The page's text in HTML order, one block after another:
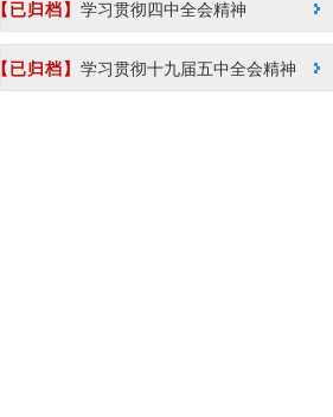
已归档】 学习贯彻四中全会精神
已归档】 学习贯彻十九届五中全会精神